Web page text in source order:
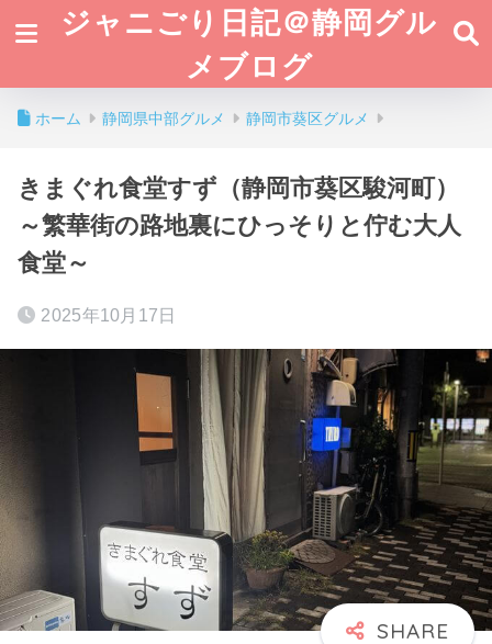
ジャニごり日記＠静岡グル
メブログ
ホーム 静岡県中部グルメ 静岡市葵区グルメ
きまぐれ食堂すず（静岡市葵区駿河町）
～繁華街の路地裏にひっそりと佇む大人
食堂～
2025年10月17日